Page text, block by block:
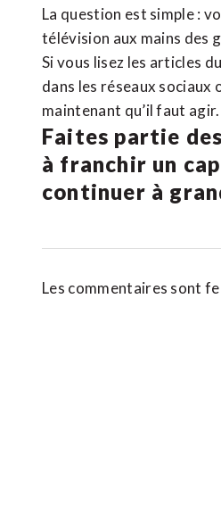
La question est simple :
télévision aux mains des
Si vous lisez les articles
dans les réseaux sociaux
maintenant qu’il faut agir.
Faites partie
à franchir un
continuer à
Les commentaires sont